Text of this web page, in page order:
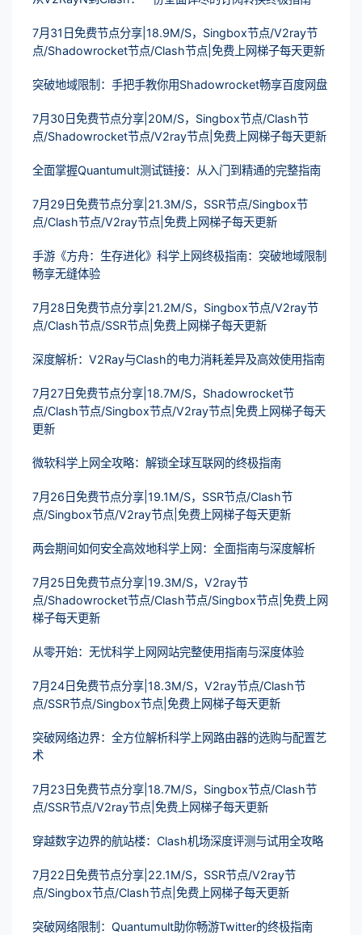
7月31日免费节点分享|18.9M/S，Singbox节点/V2ray节
点/Shadowrocket节点/Clash节点|免费上网梯子每天更新
突破地域限制：手把手教你用Shadowrocket畅享百度网盘
7月30日免费节点分享|20M/S，Singbox节点/Clash节
点/Shadowrocket节点/V2ray节点|免费上网梯子每天更新
全面掌握Quantumult测试链接：从入门到精通的完整指南
7月29日免费节点分享|21.3M/S，SSR节点/Singbox节
点/Clash节点/V2ray节点|免费上网梯子每天更新
手游《方舟：生存进化》科学上网终极指南：突破地域限制
畅享无缝体验
7月28日免费节点分享|21.2M/S，Singbox节点/V2ray节
点/Clash节点/SSR节点|免费上网梯子每天更新
深度解析：V2Ray与Clash的电力消耗差异及高效使用指南
7月27日免费节点分享|18.7M/S，Shadowrocket节
点/Clash节点/Singbox节点/V2ray节点|免费上网梯子每天
更新
微软科学上网全攻略：解锁全球互联网的终极指南
7月26日免费节点分享|19.1M/S，SSR节点/Clash节
点/Singbox节点/V2ray节点|免费上网梯子每天更新
两会期间如何安全高效地科学上网：全面指南与深度解析
7月25日免费节点分享|19.3M/S，V2ray节
点/Shadowrocket节点/Clash节点/Singbox节点|免费上网
梯子每天更新
从零开始：无忧科学上网网站完整使用指南与深度体验
7月24日免费节点分享|18.3M/S，V2ray节点/Clash节
点/SSR节点/Singbox节点|免费上网梯子每天更新
突破网络边界：全方位解析科学上网路由器的选购与配置艺
术
7月23日免费节点分享|18.7M/S，Singbox节点/Clash节
点/SSR节点/V2ray节点|免费上网梯子每天更新
穿越数字边界的航站楼：Clash机场深度评测与试用全攻略
7月22日免费节点分享|22.1M/S，SSR节点/V2ray节
点/Singbox节点/Clash节点|免费上网梯子每天更新
突破网络限制：Quantumult助你畅游Twitter的终极指南